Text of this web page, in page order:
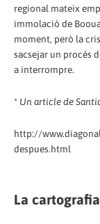
regional mateix
immolació de
moment, però la
sacsejar un procés
a interrompre.
* Un article de
http://
despues.html
La